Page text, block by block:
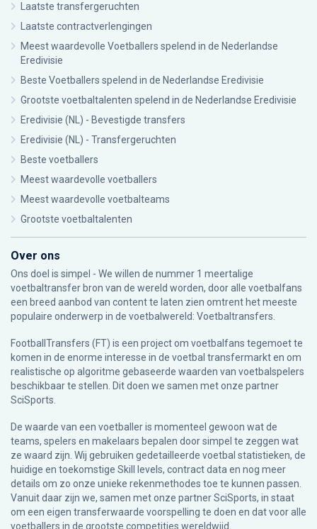
Laatste transfergeruchten
Laatste contractverlengingen
Meest waardevolle Voetballers spelend in de Nederlandse
Eredivisie
Beste Voetballers spelend in de Nederlandse Eredivisie
Grootste voetbaltalenten spelend in de Nederlandse Eredivisie
Eredivisie (NL) - Bevestigde transfers
Eredivisie (NL) - Transfergeruchten
Beste voetballers
Meest waardevolle voetballers
Meest waardevolle voetbalteams
Grootste voetbaltalenten
Over ons
Ons doel is simpel - We willen de nummer 1 meertalige
voetbaltransfer bron van de wereld worden, door alle voetbalfans
een breed aanbod van content te laten zien omtrent het meeste
populaire onderwerp in de voetbalwereld: Voetbaltransfers.
FootballTransfers (FT) is een project om voetbalfans tegemoet te
komen in de enorme interesse in de voetbal transfermarkt en om
realistische op algoritme gebaseerde waarden van voetbalspelers
beschikbaar te stellen. Dit doen we samen met onze partner
SciSports
De waarde van een voetballer is momenteel gewoon wat de
teams, spelers en makelaars bepalen door simpel te zeggen wat
ze waard zijn. Wij gebruiken gedetailleerde voetbal statistieken, de
huidige en toekomstige Skill levels, contract data en nog meer
details om zo onze unieke rekenmethodes toe te kunnen passen.
Vanuit daar zijn we, samen met onze partner SciSports, in staat
om een eigen transferwaarde voorspelling te doen en dat voor alle
voetballers in de grootste competities wereldwijd.